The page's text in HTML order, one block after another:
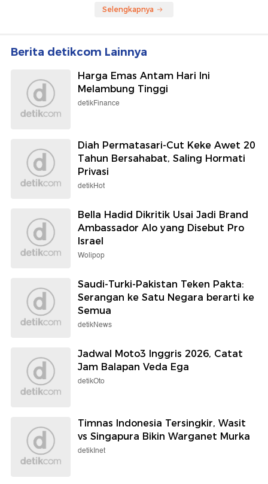
Selengkapnya
Berita detikcom Lainnya
Harga Emas Antam Hari Ini
Melambung Tinggi
detikFinance
Diah Permatasari-Cut Keke Awet 20
Tahun Bersahabat, Saling Hormati
Privasi
detikHot
Bella Hadid Dikritik Usai Jadi Brand
Ambassador Alo yang Disebut Pro
Israel
Wolipop
Saudi-Turki-Pakistan Teken Pakta:
Serangan ke Satu Negara berarti ke
Semua
detikNews
Jadwal Moto3 Inggris 2026, Catat
Jam Balapan Veda Ega
detikOto
Timnas Indonesia Tersingkir, Wasit
vs Singapura Bikin Warganet Murka
detikInet